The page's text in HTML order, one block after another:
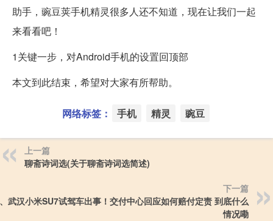
助手，豌豆荚手机精灵很多人还不知道，现在让我们一起
来看看吧！
1关键一步，对Android手机的设置回顶部
本文到此结束，希望对大家有所帮助。
网络标签： 手机 精灵 豌豆
上一篇
聊斋诗词选(关于聊斋诗词选简述)
下一篇
武汉小米SU7试驾车出事！交付中心回应如何赔付定责 到底什么
情况嘞